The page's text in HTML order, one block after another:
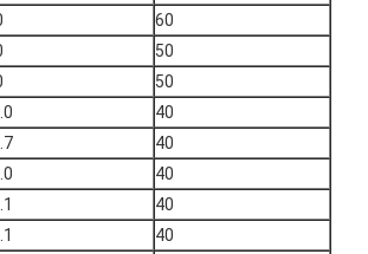
60
50
50
40
40
40
40
40